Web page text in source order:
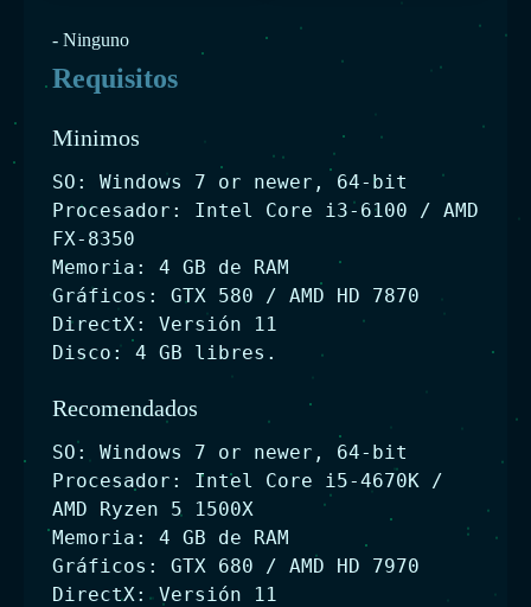
- Ninguno
Requisitos
Minimos
SO: Windows 7 or newer, 64-bit
Procesador: Intel Core i3-6100 / AMD
FX-8350
Memoria: 4 GB de RAM
Gráficos: GTX 580 / AMD HD 7870
DirectX: Versión 11
Disco: 4 GB libres.
Recomendados
SO: Windows 7 or newer, 64-bit
Procesador: Intel Core i5-4670K /
AMD Ryzen 5 1500X
Memoria: 4 GB de RAM
Gráficos: GTX 680 / AMD HD 7970
DirectX: Versión 11